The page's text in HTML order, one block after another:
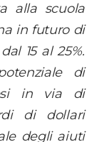
alla scuola
in futuro di
15 al 25%.
di
in via di
di dollari
degli aiuti